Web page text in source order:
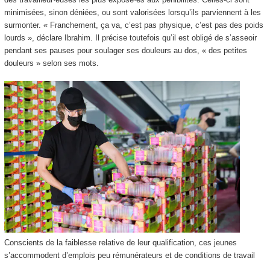
minimisées, sinon déniées, ou sont valorisées lorsqu’ils parviennent à les
surmonter. « Franchement, ça va, c’est pas physique, c’est pas des poids
lourds », déclare Ibrahim. Il précise toutefois qu’il est obligé de s’asseoir
pendant ses pauses pour soulager ses douleurs au dos, « des petites
douleurs » selon ses mots.
Conscients de la faiblesse relative de leur qualification, ces jeunes
s’accommodent d’emplois peu rémunérateurs et de conditions de travail